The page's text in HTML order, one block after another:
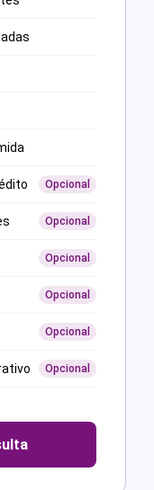
Opcional
Opcional
Opcional
Opcional
Opcional
Opcional